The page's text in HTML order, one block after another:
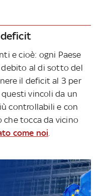
deficit
e cioè: ogni Paese
al di sotto del
il deficit al 3 per
vincoli da un
controllabili e con
tocca da vicino
come noi